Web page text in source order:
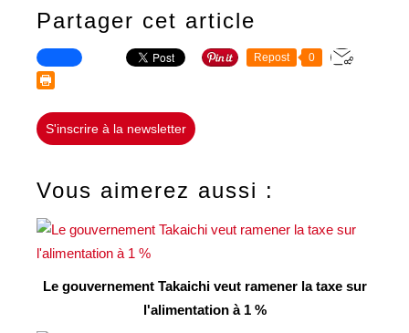
Partager cet article
Repost 0
S'inscrire à la newsletter
Vous aimerez aussi :
Le gouvernement Takaichi veut ramener la taxe sur
l'alimentation à 1 %